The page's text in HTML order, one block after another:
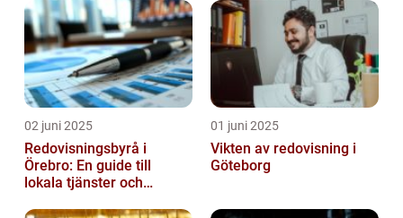
02 juni 2025
Redovisningsbyrå i
Örebro: En guide till
lokala tjänster och
01 juni 2025
Vikten av redovisning i
Göteborg